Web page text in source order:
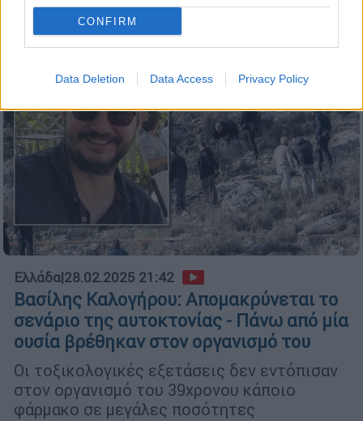
CONFIRM
Data Deletion Data Access Privacy Policy
Ελλάδα|28.02.2025 21:42
Βασίλης Καλογήρου: Απομακρύνεται το
σενάριο της αυτοκτονίας - Πάνω από μία
ουσία βρέθηκαν στον οργανισμό του
Οι τοξικολογικές εξετάσεις δεν εντόπισαν
στον οργανισμό του 39χρονου κάποιο
φάρμακο σε μεγάλες ποσότητες